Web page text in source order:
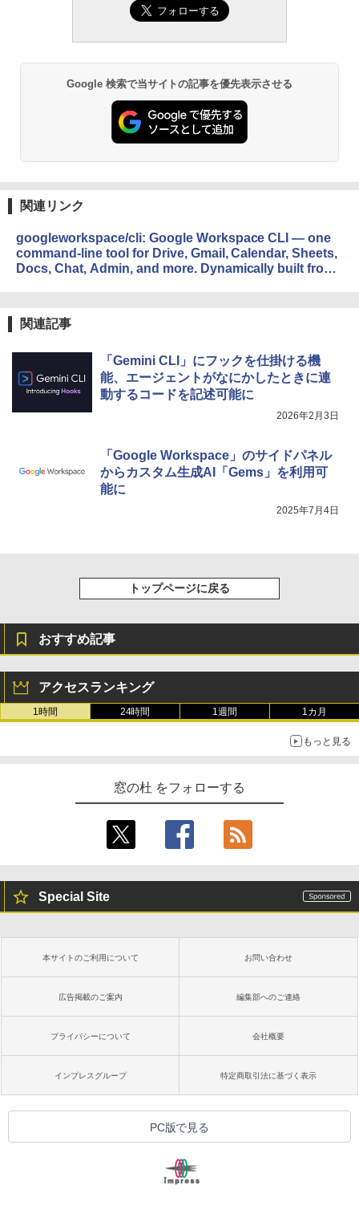
Google 検索で当サイトの記事を優先表示させる
関連リンク
googleworkspace/cli: Google Workspace CLI — one
command-line tool for Drive, Gmail, Calendar, Sheets,
Docs, Chat, Admin, and more. Dynamically built from
関連記事
「Gemini CLI」にフックを仕掛ける機
能、エージェントがなにかしたときに連
動するコードを記述可能に
2026年2月3日
「Google Workspace」のサイドパネル
からカスタム生成AI「Gems」を利用可
能に
2025年7月4日
トップページに戻る
おすすめ記事
アクセスランキング
1時間 24時間 1週間 1カ月
もっと見る
窓の杜 をフォローする
Special Site
本サイトのご利用について お問い合わせ
広告掲載のご案内 編集部へのご連絡
プライバシーについて 会社概要
インプレスグループ 特定商取引法に基づく表示
PC版で見る